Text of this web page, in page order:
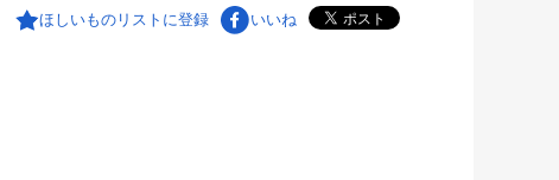
ほしいものリストに登録 いいね